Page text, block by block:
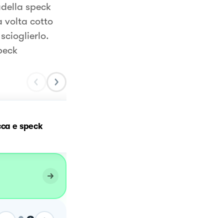
speck
volta cotto
e speck